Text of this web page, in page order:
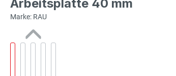
Arbeitsplatte 40 mm
Marke: RAU